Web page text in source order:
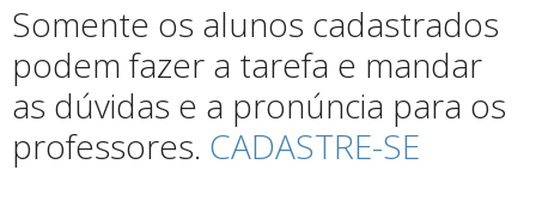
Somente os alunos cadastrados
podem fazer a tarefa e mandar
as dúvidas e a pronúncia para os
professores. CADASTRE-SE